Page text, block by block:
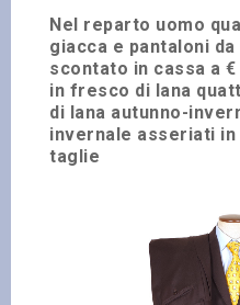
Nel reparto uomo
giacca e pantaloni da
scontato in cassa a €
in fresco di lana
di lana autunno-
invernale asseriati
taglie